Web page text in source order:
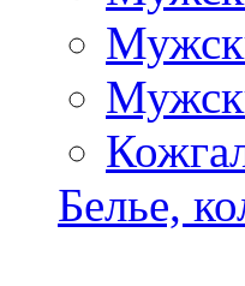
Белье,